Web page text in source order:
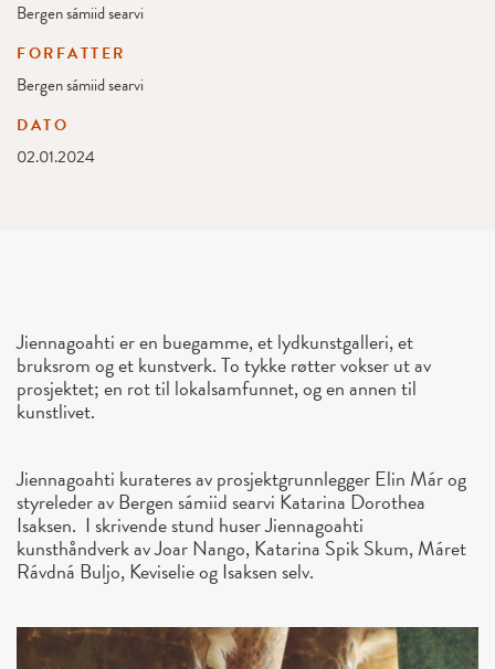
Bergen sámiid searvi
FORFATTER
Bergen sámiid searvi
DATO
02.01.2024
Jiennagoahti er en buegamme, et lydkunstgalleri, et
bruksrom og et kunstverk. To tykke røtter vokser ut av
prosjektet; en rot til lokalsamfunnet, og en annen til
kunstlivet.
Jiennagoahti kurateres av prosjektgrunnlegger Elin Már og
styreleder av Bergen sámiid searvi Katarina Dorothea
Isaksen. I skrivende stund huser Jiennagoahti
kunsthåndverk av Joar Nango, Katarina Spik Skum, Máret
Rávdná Buljo, Keviselie og Isaksen selv.